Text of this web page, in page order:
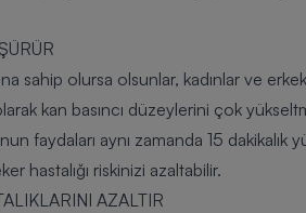
sahip olursa olsunlar, kadınlar ve
kan basıncı düzeylerini çok
faydaları aynı zamanda 15
hastalığı riskinizi azaltabilir.
AZALTIR